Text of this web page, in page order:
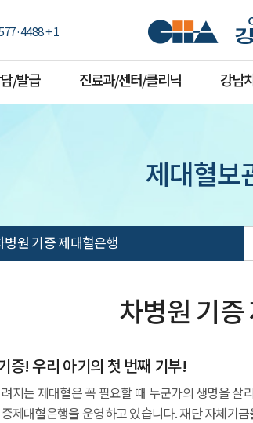
+ 1
/발급 진료과/센터/클리닉 강남
제대혈보
병원 기증 제대혈은행
차병원 기
증! 우리 아기의 첫 번째 기부!
지는 제대혈은 꼭 필요할 때 누군가의 생명을
제대혈은행을 운영하고 있습니다. 재단 자체기